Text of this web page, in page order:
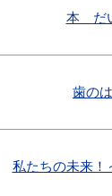
本 だ
歯の
私たちの未来！